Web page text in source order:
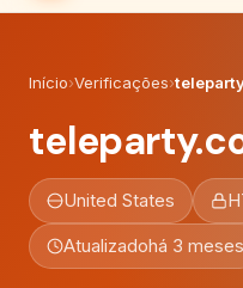
Início›Verificações›
United States
Atualizadohá 3 meses